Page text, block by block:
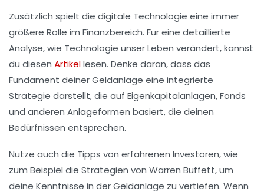
Zusätzlich spielt die digitale Technologie eine immer
größere Rolle im Finanzbereich. Für eine detaillierte
Analyse, wie Technologie unser Leben verändert, kannst
du diesen Artikellesen. Denke daran, dass das
Fundament deiner Geldanlage eine integrierte
Strategie darstellt, die auf Eigenkapitalanlagen,Fonds
und anderen Anlageformen basiert, die deinen
Bedürfnissen entsprechen.
Nutze auch die Tipps von erfahrenen Investoren, wie
zum Beispiel die Strategien von Warren Buffett, um
deine Kenntnisse in der Geldanlage zu vertiefen. Wenn